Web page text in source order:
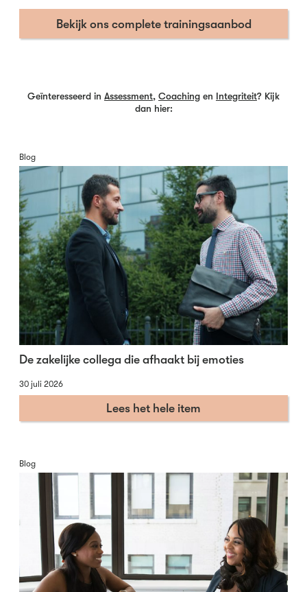
Bekijk ons complete trainingsaanbod
Geïnteresseerd in Assessment, Coaching en Integriteit? Kijk
dan hier:
Blog
De zakelijke collega die afhaakt bij emoties
30 juli 2026
Lees het hele item
Blog